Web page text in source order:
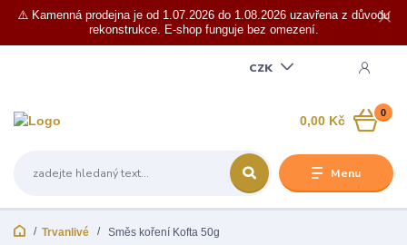
⚠️ Kamenná prodejna je od 1.07.2026 do 1.08.2026 uzavřena z důvodu
rekonstrukce. E-shop funguje bez omezení.
Menu
CZK
0
0,00 Kč
Trvanlivé Směs koření Kofta 50g